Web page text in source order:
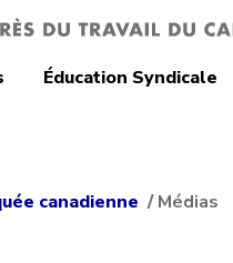
Éducation Syndicale
canadienne /Médias